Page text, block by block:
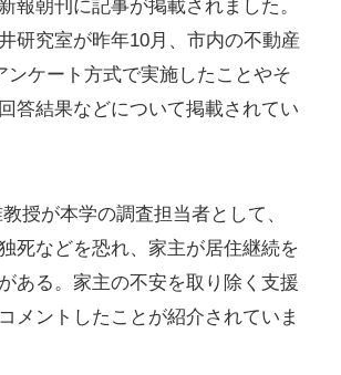
報朝刊に記事が掲載されました。
研究室が昨年10月、市内の不動産
ンケート方式で実施したことやそ
答結果などについて掲載されてい
授が本学の調査担当者として、
死などを恐れ、家主が居住継続を
ある。家主の不安を取り除く支援
メントしたことが紹介されていま